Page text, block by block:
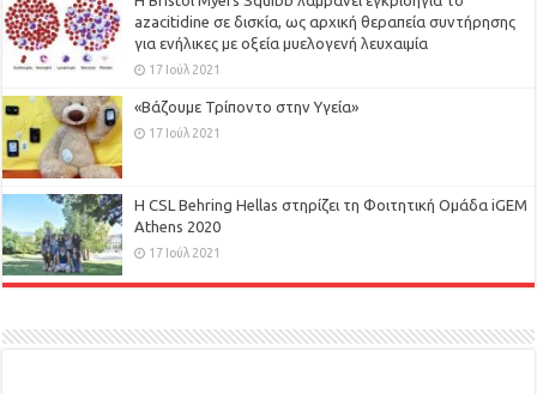
azacitidine σε δισκία, ως αρχική θεραπεία συντήρησης
για ενήλικες με οξεία μυελογενή λευχαιμία
17 Ιούλ 2021
«Βάζουμε Τρίποντο στην Υγεία»
17 Ιούλ 2021
H CSL Behring Hellas στηρίζει τη Φοιτητική Ομάδα iGEM
Athens 2020
17 Ιούλ 2021